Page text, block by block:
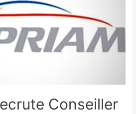
Conseiller